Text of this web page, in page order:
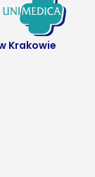
Krakowie